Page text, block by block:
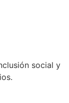
social y